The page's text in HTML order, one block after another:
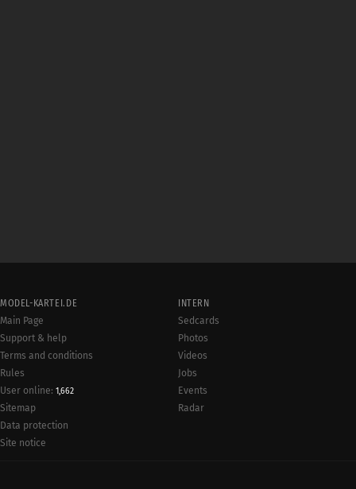
MODEL-KARTEI.DE
Main Page
Support & help
Terms and conditions
Rules
User online: 1,662
Sitemap
Data protection
Site notice
INTERN
Sedcards
Photos
Videos
Jobs
Events
Radar